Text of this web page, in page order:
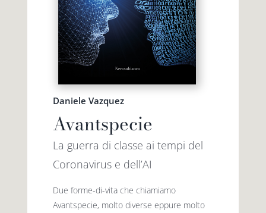
Daniele Vazquez
Avantspecie
La guerra di classe ai tempi del
Coronavirus e dell’AI
Due forme-di-vita che chiamiamo
Avantspecie, molto diverse eppure molto